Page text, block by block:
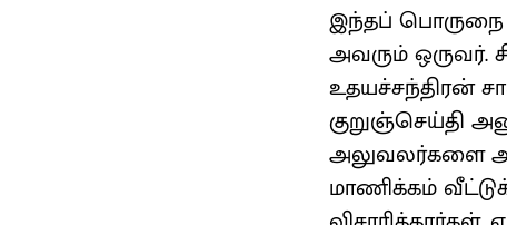
இந்தப் பொருநை
அவரும்
உதயச்சந்திரன்
குறுஞ்செய்தி
அலுவலர்களை
மாணிக்கம்